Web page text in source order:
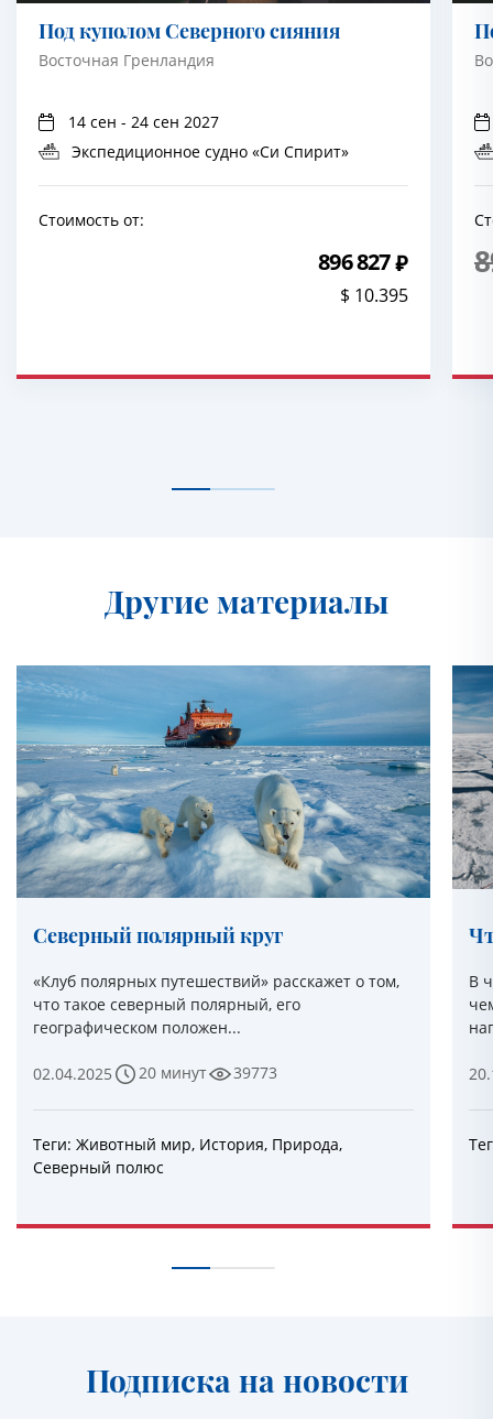
Под куполом Северного сияния
Восточная Гренландия
14 сен - 24 сен 2027
Экспедиционное судно «Си Спирит»
Стоимость от:
896 827
$ 10.395
Другие материалы
Северный полярный круг
«Клуб полярных путешествий» расскажет о том,
что такое северный полярный, его
географическом положен...
02.04.2025 20 минут 39773
Теги: Животный мир, История, Природа,
Северный полюс
В
Подписка на новости